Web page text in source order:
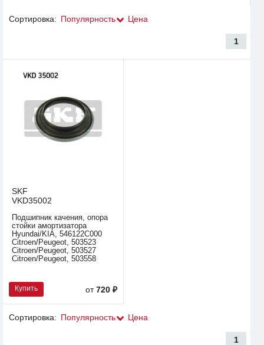
Сортировка: Популярность Цена
1
SKF
VKD35002
Подшипник качения, опора
стойки амортизатора
Hyundai/KIA, 546122C000
Citroen/Peugeot, 503523
Citroen/Peugeot, 503527
Citroen/Peugeot, 503558
Купить от720 ₽
Сортировка: Популярность Цена
1